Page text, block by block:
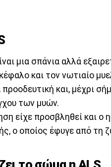
μια σπάνια αλλά
και τον νωτιαίο
προοδευτική και, μέχρι
των μυών.
είχε προσβληθεί και ο
ο οποίος έφυγε από τη